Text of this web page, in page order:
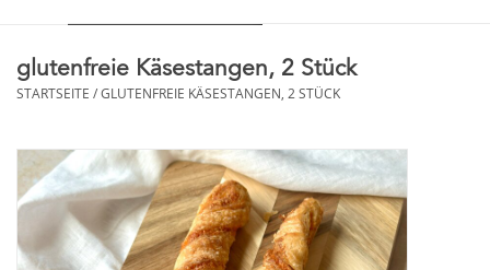
glutenfreie Käsestangen, 2 Stück
STARTSEITE /GLUTENFREIE KÄSESTANGEN, 2 STÜCK